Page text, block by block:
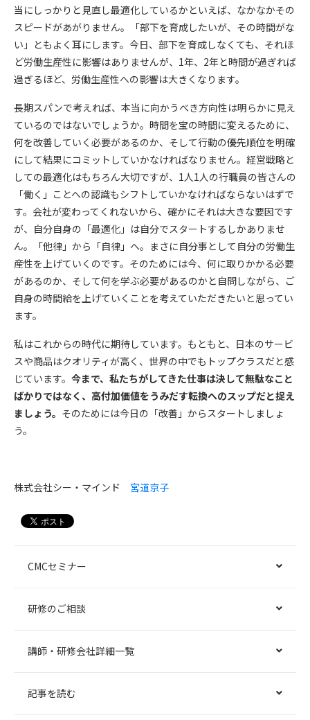
当にしっかりと見直し最適化しているかといえば、なかなかその
スピードがあがりません。「部下を育成したいが、その時間がな
い」ともよく耳にします。今日、部下を育成しなくても、それほ
ど労働生産性に影響はありませんが、1年、2年と時間が過ぎれば
過ぎるほど、労働生産性への影響は大きくなります。
長期スパンで考えれば、本当に向かうべき方向性は明らかに見え
ているのではないでしょうか。時間を宝の時間に変えるために、
何を改善していく必要があるのか、そして行動の優先順位を明確
にして結果にコミットしていかなければなりません。経営戦略と
しての最適化はもちろん大切ですが、1人1人の行職員の皆さんの
「働く」ことへの認識もシフトしていかなければならないはずで
す。会社が変わってくれないから、確かにそれは大きな要因です
が、自分自身の「最適化」は自分でスタートするしかありませ
ん。「他律」から「自律」へ。まさに自分事として自分の労働生
産性を上げていくのです。そのためには今、何に取りかかる必要
があるのか、そして何を学ぶ必要があるのかと自問しながら、ご
自身の時間給を上げていくことを考えていただきたいと思ってい
ます。
私はこれからの時代に期待しています。もともと、日本のサービ
スや商品はクオリティが高く、世界の中でもトップクラスだと感
じています。 今まで、私たちがしてきた仕事は決して無駄なこと
ばかりではなく、高付加価値をうみだす転換へのスップだと捉え
ましょう。 そのためには今日の「改善」からスタートしましょ
う。
株式会社シー・マインド 宮道京子
CMCセミナー
研修のご相談
講師・研修会社詳細一覧
記事を読む